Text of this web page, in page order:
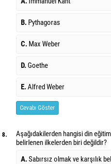
B. Pythagoras
C. Max Weber
D.Goethe
E.Alfred Weber
Cevabı Göster
8.
Aşağıdakilerden hangisi din
belirlenen ilkelerden biri değildir?
A.Sabırsız olmak ve karşılık